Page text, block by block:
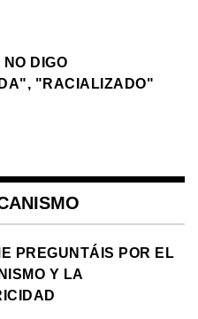
NO DIGO
"RACIALIZADO"
PREGUNTÁIS POR EL
Y LA